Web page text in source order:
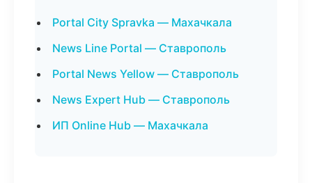
Portal City Spravka — Махачкала
News Line Portal — Ставрополь
Portal News Yellow — Ставрополь
News Expert Hub — Ставрополь
ИП Online Hub — Махачкала